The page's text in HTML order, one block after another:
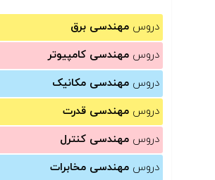
دروس مهندسی برق
دروس مهندسی کامپیوتر
دروس مهندسی مکانیک
دروس مهندسی قدرت
دروس مهندسی کنترل
دروس مهندسی مخابرات